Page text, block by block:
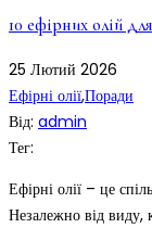
10 ефірних олій
25 Лютий 2026
Ефірні олії,Поради
Від: admin
Тег:
Ефірні олії – це
Незалежно від